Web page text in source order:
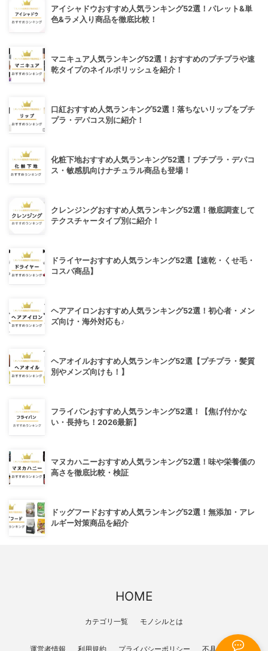
アイシャドウおすすめ人気ランキング52選！パレット&単
色&ラメ入り商品を徹底比較！
マニキュア人気ランキング52選！おすすめのプチプラや速
乾タイプのネイルポリッシュを紹介！
口紅おすすめ人気ランキング52選！落ちないリップをプチ
プラ・デパコス別に紹介！
化粧下地おすすめ人気ランキング52選！プチプラ・デパコ
ス・敏感肌向けナチュラル商品も登場！
クレンジングおすすめ人気ランキング52選！徹底調査して
テクスチャータイプ別に紹介！
ドライヤーおすすめ人気ランキング52選【速乾・くせ毛・
コスパ商品】
ヘアアイロンおすすめ人気ランキング52選！初心者・メン
ズ向け・海外対応も♪
ヘアオイルおすすめ人気ランキング52選【プチプラ・髪質
別やメンズ向けも！】
フライパンおすすめ人気ランキング52選！【焦げ付かな
い・長持ち！2026最新】
マヌカハニーおすすめ人気ランキング52選！味や栄養価の
高さを徹底比較・検証
ドッグフードおすすめ人気ランキング52選！無添加・アレ
ルギー対策商品を紹介
HOME
カテゴリ一覧 モノシルとは
運営者情報 利用規約 プライバシーポリシー 不具合報告